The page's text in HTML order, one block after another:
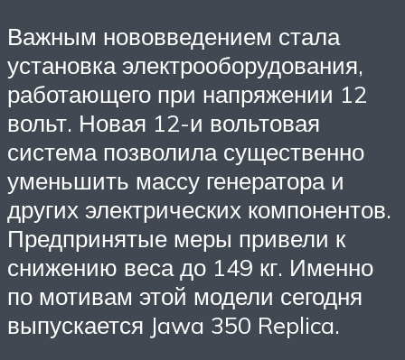
Важным нововведением стала
установка электрооборудования,
работающего при напряжении 12
вольт. Новая 12-и вольтовая
система позволила существенно
уменьшить массу генератора и
других электрических компонентов.
Предпринятые меры привели к
снижению веса до 149 кг. Именно
по мотивам этой модели сегодня
выпускается Jawa 350 Replica.